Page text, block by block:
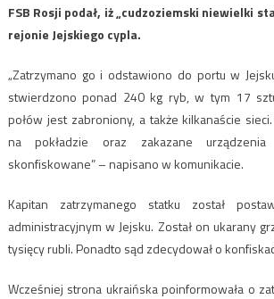
FSB Rosji podał, iż „cudzoziemski niewielki
rejonie Jejskiego cypla.
„Zatrzymano go i odstawiono do portu w
stwierdzono ponad 240 kg ryb, w tym 17
połów jest zabroniony, a także kilkanaście
na pokładzie oraz zakazane urządzenia
skonfiskowane” – napisano w komunikacie.
Kapitan zatrzymanego statku został
administracyjnym w Jejsku. Został on ukarany
tysięcy rubli. Ponadto sąd zdecydował o
Wcześniej strona ukraińska poinformowała o